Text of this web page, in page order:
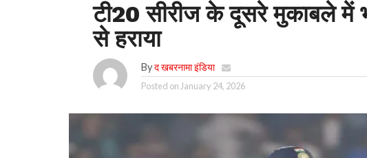
टी20 सीरीज के दूसरे मुकाबले में
से हराया
Byद खबरनामा इंडिया
Posted on January 24, 2026